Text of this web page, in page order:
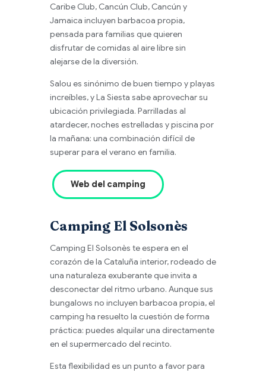
Caribe Club, Cancún Club, Cancún y
Jamaica incluyen barbacoa propia,
pensada para familias que quieren
disfrutar de comidas al aire libre sin
alejarse de la diversión.
Salou es sinónimo de buen tiempo y playas
increíbles, y La Siesta sabe aprovechar su
ubicación privilegiada. Parrilladas al
atardecer, noches estrelladas y piscina por
la mañana: una combinación difícil de
superar para el verano en familia.
Web del camping
Camping El Solsonès
Camping El Solsonès te espera en el
corazón de la Cataluña interior, rodeado de
una naturaleza exuberante que invita a
desconectar del ritmo urbano. Aunque sus
bungalows no incluyen barbacoa propia, el
camping ha resuelto la cuestión de forma
práctica: puedes alquilar una directamente
en el supermercado del recinto.
Esta flexibilidad es un punto a favor para